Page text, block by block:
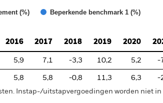
(%) Beperkende benchmark 1 (%)
2016
2017 2018 2019 2020
5,9 7,1 -3,3 10,2 5,2 -
5,8 5,8 -0,8 11,3 6,3 -
Instap-/uitstapvergoedingen worden niet